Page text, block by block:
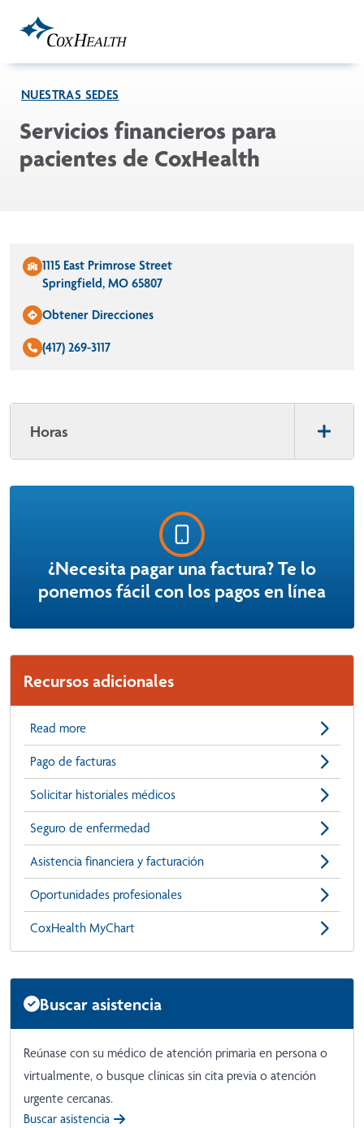
NUESTRAS SEDES
Servicios financieros para
pacientes de CoxHealth
1115 East Primrose Street
Springfield, MO 65807
Obtener Direcciones
(417) 269-3117
Horas
¿Necesita pagar una factura? Te lo
ponemos fácil con los pagos en línea
Recursos adicionales
Read more
Pago de facturas
Solicitar historiales médicos
Seguro de enfermedad
Asistencia financiera y facturación
Oportunidades profesionales
CoxHealth MyChart
Buscar asistencia
Reúnase con su médico de atención primaria en persona o
virtualmente, o busque clínicas sin cita previa o atención
urgente cercanas.
Buscar asistencia